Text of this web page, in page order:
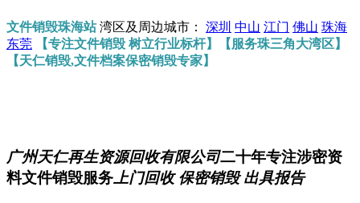
文件销毁珠海站湾区及周边城市： 深圳 中山 江门 佛山 珠海
东莞
【专注文件销毁 树立行业标杆】【服务珠三角大湾区】
【天仁销毁,文件档案保密销毁专家】
广州天仁再生资源回收有限公司二十年专注涉密资
料文件销毁服务 上门回收 保密销毁 出具报告